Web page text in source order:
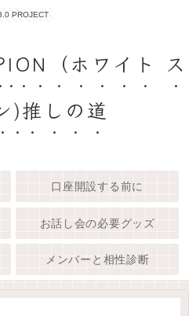
PROJECT
（ホワイト ス
)推しの道
口座開設する前に
お話し会の必要グッズ
メンバーと相性診断